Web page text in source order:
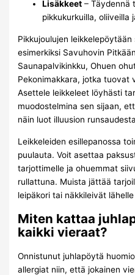
Lisäkkeet – Täydennä
pikkukurkuilla, oliiveilla
Pikkujoulujen
esimerkiksi Savuhovin
Saunapalvikinkku, Ohuen
Pekonimakkara, jotka tuovat
Asettele leikkeleet löyhästi
muodostelmina sen sijaan,
näin luot illuusion
Leikkeleiden esillepanossa
puulauta. Voit asettaa
tarjottimelle ja ohuemmat
rullattuna. Muista jättää
leipäkori tai näkkileivät
Miten kattaa
kaikki vieraat?
Onnistunut juhlapöytä
allergiat niin, että jokainen